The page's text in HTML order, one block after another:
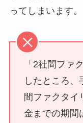
ってしまいます。
「2社間ファ
したところ
間ファクタイ
金までの期間